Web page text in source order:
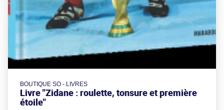
BOUTIQUE SO - LIVRES
Livre "Zidane : roulette, tonsure et première
étoile"